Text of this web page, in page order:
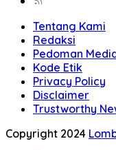
Tentang Kami
Redaksi
Pedoman
Kode Etik
Privacy Policy
Disclaimer
Trustworthy
Copyright 2024